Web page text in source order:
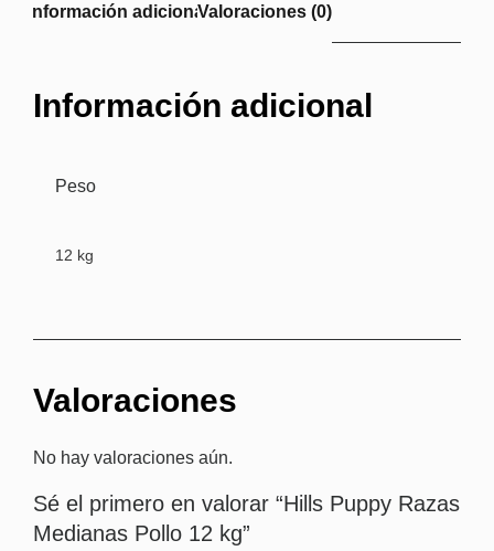
Información adicionalValoraciones (0)
Información adicional
Peso
12 kg
Valoraciones
No hay valoraciones aún.
Sé el primero en valorar “Hills Puppy Razas
Medianas Pollo 12 kg”